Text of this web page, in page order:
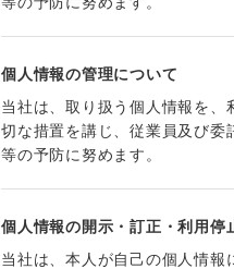
個人情報の管理について
当社は、取り扱う個人情報を
切な措置を講じ、従業員及び委
等の予防に努めます。
個人情報の開示・訂正・利用停
当社は、本人が自己の個人情報